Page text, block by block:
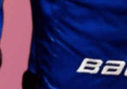
Игорь
Георгий
Вероника